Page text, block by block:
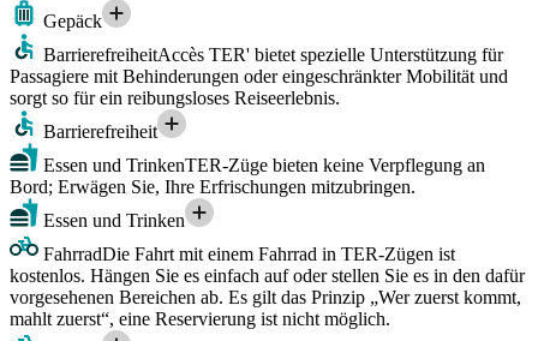
Gepäck
BarrierefreiheitAccès TER' bietet spezielle Unterstützung für
Passagiere mit Behinderungen oder eingeschränkter Mobilität und
sorgt so für ein reibungsloses Reiseerlebnis.
Barrierefreiheit
Essen und TrinkenTER-Züge bieten keine Verpflegung an
Bord; Erwägen Sie, Ihre Erfrischungen mitzubringen.
Essen und Trinken
FahrradDie Fahrt mit einem Fahrrad in TER-Zügen ist
kostenlos. Hängen Sie es einfach auf oder stellen Sie es in den dafür
vorgesehenen Bereichen ab. Es gilt das Prinzip „Wer zuerst kommt,
mahlt zuerst“, eine Reservierung ist nicht möglich.